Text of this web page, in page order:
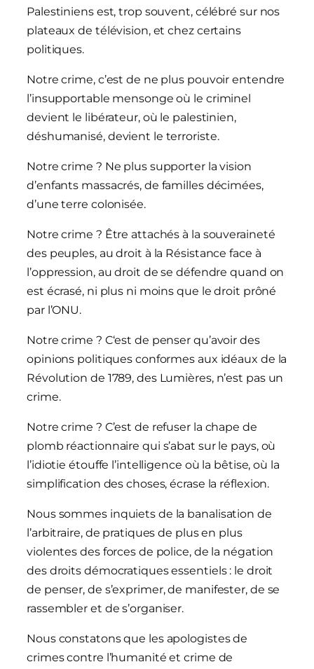
Palestiniens est, trop souvent, célébré sur nos
plateaux de télévision, et chez certains
politiques.
Notre crime, c’est de ne plus pouvoir entendre
l’insupportable mensonge où le criminel
devient le libérateur, où le palestinien,
déshumanisé, devient le terroriste.
Notre crime ? Ne plus supporter la vision
d’enfants massacrés, de familles décimées,
d’une terre colonisée.
Notre crime ? Être attachés à la souveraineté
des peuples, au droit à la Résistance face à
l’oppression, au droit de se défendre quand on
est écrasé, ni plus ni moins que le droit prôné
par l’ONU.
Notre crime ? C‘est de penser qu’avoir des
opinions politiques conformes aux idéaux de la
Révolution de 1789, des Lumières, n’est pas un
crime.
Notre crime ? C’est de refuser la chape de
plomb réactionnaire qui s’abat sur le pays, où
l’idiotie étouffe l’intelligence où la bêtise, où la
simplification des choses, écrase la réflexion.
Nous sommes inquiets de la banalisation de
l’arbitraire, de pratiques de plus en plus
violentes des forces de police, de la négation
des droits démocratiques essentiels : le droit
de penser, de s’exprimer, de manifester, de se
rassembler et de s’organiser.
Nous constatons que les apologistes de
crimes contre l’humanité et crime de